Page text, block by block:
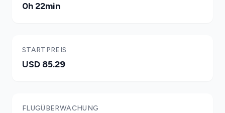
0h 22min
STARTPREIS
USD 85.29
FLUGÜBERWACHUNG